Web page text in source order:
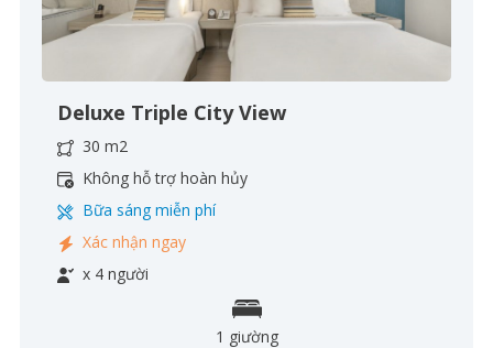
Deluxe Triple City View
30 m2
Không hỗ trợ hoàn hủy
Bữa sáng miễn phí
Xác nhận ngay
x 4 người
1 giường